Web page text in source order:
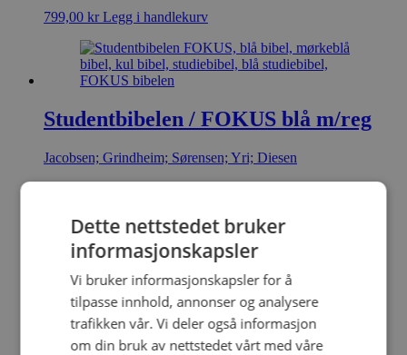
799,00 kr Legg i handlekurv
Studentbibelen / FOKUS blå m/reg
Jacobsen; Grindheim; Sørensen; Yri; Diesen
999,00kr Legg i handlekurv
Studentbibelen / FOKUS rosa m/reg
Yri, Jacobsen, Sørensen, Grindheim, Diesen
Dette nettstedet bruker
informasjonskapsler
Vi bruker informasjonskapsler for å
tilpasse innhold, annonser og analysere
trafikken vår. Vi deler også informasjon
om din bruk av nettstedet vårt med våre